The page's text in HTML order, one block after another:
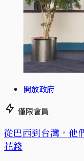
開放政府
僅限會員
從巴西到台灣，他
花錢